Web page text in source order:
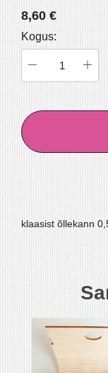
8,60 €
Kogus:
klaasist õllekann